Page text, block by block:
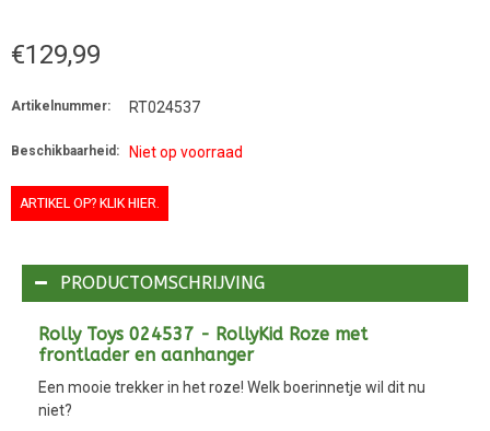
€129,99
Artikelnummer: RT024537
Beschikbaarheid: Niet op voorraad
ARTIKEL OP? KLIK HIER.
PRODUCTOMSCHRIJVING
Rolly Toys 024537 - RollyKid Roze met
frontlader en aanhanger
Een mooie trekker in het roze! Welk boerinnetje wil dit nu
niet?